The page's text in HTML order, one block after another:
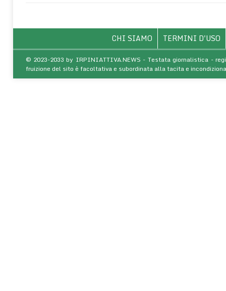
CHI SIAMO TERMINI D'USO
© 2023-2033 by IRPINIATTIVA.NEWS - Testata giornalistica -
fruizione del sito è facoltativa e subordinata alla tacita e